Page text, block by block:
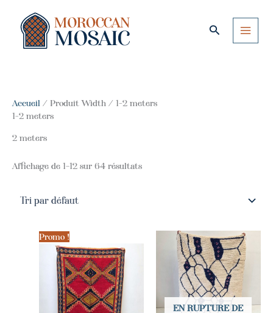
contenu
Rechercher
Accueil / Produit Width / 1-2 meters
1-2 meters
2 meters
Affichage de 1–12 sur 64 résultats
Promo !
EN RUPTURE DE